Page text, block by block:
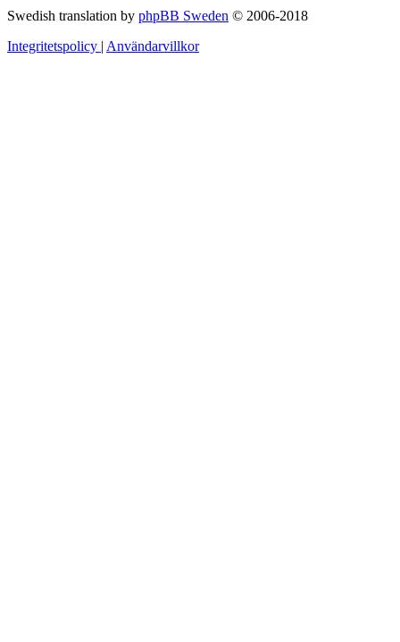
Swedish translation by phpBB Sweden © 2006-2018
Integritetspolicy | Användarvillkor